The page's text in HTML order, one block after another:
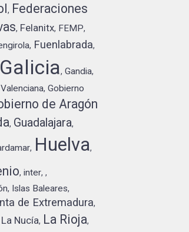
, Federaciones
, Felanitx, FEMP,
, Fuenlabrada,
Galicia,Gandia,
,Gobierno
de Aragón
, Guadalajara,
, Huelva,
,inter,,
, Islas Baleares,
de Extremadura,
La Nucía, La Rioja,